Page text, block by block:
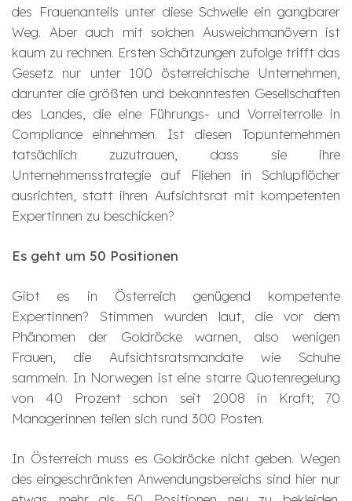
des Frauenanteils unter diese Schwelle ein gangbarer
Weg. Aber auch mit solchen Ausweichmanövern ist
kaum zu rechnen. Ersten Schätzungen zufolge trifft das
Gesetz nur unter 100 österreichische Unternehmen,
darunter die größten und bekanntesten Gesellschaften
des Landes, die eine Führungs- und Vorreiterrolle in
Compliance einnehmen. Ist diesen Topunternehmen
tatsächlich zuzutrauen, dass sie ihre
Unternehmensstrategie auf Fliehen in Schlupflöcher
ausrichten, statt ihren Aufsichtsrat mit kompetenten
Expertinnen zu beschicken?
Es geht um 50 Positionen
Gibt es in Österreich genügend kompetente
Expertinnen? Stimmen wurden laut, die vor dem
Phänomen der Goldröcke warnen, also wenigen
Frauen, die Aufsichtsratsmandate wie Schuhe
sammeln. In Norwegen ist eine starre Quotenregelung
von 40 Prozent schon seit 2008 in Kraft; 70
Managerinnen teilen sich rund 300 Posten.
In Österreich muss es Goldröcke nicht geben. Wegen
des eingeschränkten Anwendungsbereichs sind hier nur